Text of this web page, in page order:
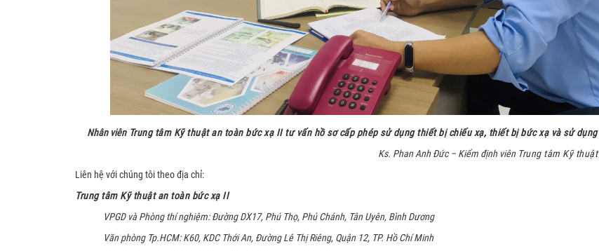
Nhân viênTrung tâm Kỹ thuật an toàn bức xạ II tư vấn hồ sơ cấp phép sử dụng thiết bị chiếu xạ, thiết bị bức xạ và sử
Ks. Phan Anh Đức – Kiểm định viên Trung tâm Kỹ
Liên hệ với chúng tôi theo địa chỉ:
Trung tâm Kỹ thuật an toàn bức xạ II
VPGD và Phòng thí nghiệm: Đường DX17, Phú Thọ, Phú Chánh, Tân Uyên, Bình Dương
Văn phòng Tp.HCM: K60, KDC Thới An, Đường Lê Thị Riêng, Quận 12, TP. Hồ Chí Minh